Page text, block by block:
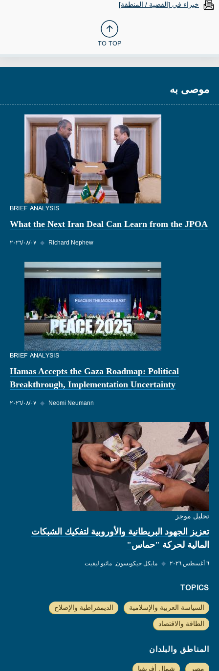
خبراء في [القضية / المنطقة]
TO TOP
موصى به
BRIEF ANALYSIS
What the Next Iran Deal Can Learn from the JPOA
٠٧‏/٠٨‏/٢٠٢٦ ◆ Richard Nephew
BRIEF ANALYSIS
Hamas Accepts the Gaza Roadmap: Political
Breakthrough, Implementation Uncertainty
٠٧‏/٠٨‏/٢٠٢٦ ◆ Neomi Neumann
تحليل موجز
تعزيز الجهود البريطانية والأوروبية لتفكيك الشبكات
المالية لحركة "حماس"
٦ أغسطس ٢٠٢٦ ◆ مايكل جيكوبسون ماثيو ليفيت
TOPICS
السياسة العربية والإسلامية الديمقراطية والإصلاح
الطاقة والاقتصاد
المناطق والبلدان
مصر شمال أفريقيا